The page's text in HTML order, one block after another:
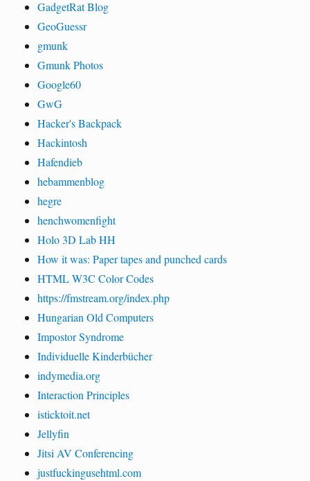
GadgetRat Blog
GeoGuessr
gmunk
Gmunk Photos
Google60
GwG
Hacker's Backpack
Hackintosh
Hafendieb
hebammenblog
hegre
henchwomenfight
Holo 3D Lab HH
How it was: Paper tapes and punched cards
HTML W3C Color Codes
https://fmstream.org/index.php
Hungarian Old Computers
Impostor Syndrome
Individuelle Kinderbücher
indymedia.org
Interaction Principles
isticktoit.net
Jellyfin
Jitsi AV Conferencing
justfuckingusehtml.com